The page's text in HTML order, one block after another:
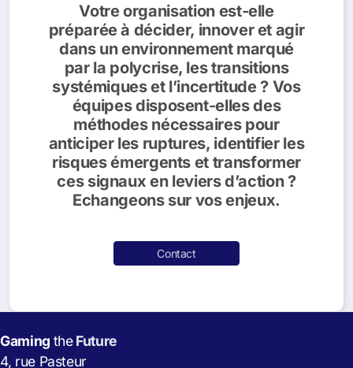
Votre organisation est-elle
préparée à décider, innover et agir
dans un environnement marqué
par la polycrise, les transitions
systémiques et l’incertitude ? Vos
équipes disposent-elles des
méthodes nécessaires pour
anticiper les ruptures, identifier les
risques émergents et transformer
ces signaux en leviers d’action ?
Echangeons sur vos enjeux.
Contact
Gaming theFuture
4, rue Pasteur